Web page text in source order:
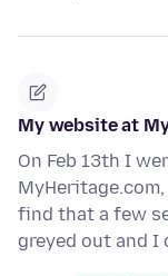
My website at
On Feb 13th I
find that a few
greyed out and I